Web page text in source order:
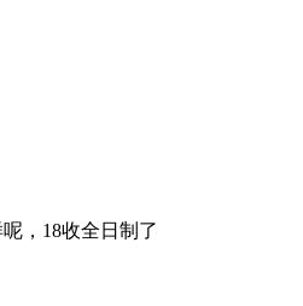
，18收全日制了